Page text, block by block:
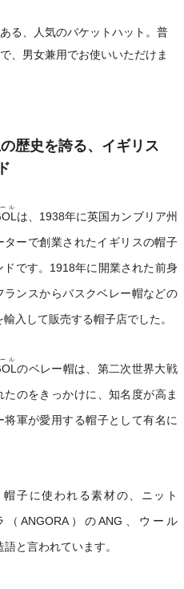
る、人気のバケットハット。普
、男女兼用でお使いいただけま
歴史を誇る、イギリス
ル
は、1938年に英国カンブリア州
ターで創業されたイギリスの帽子
ドです。1918年に開業された前身
ランスからバスクベレー帽などの
輸入して販売する帽子店でした。
ル
のベレー帽は、第二次世界大戦
のをきっかけに、知名度が高ま
軍が愛用する帽子として有名に
帽子に使われる素材の、ニット
（ANGORA）のANG、ウール
と言われています。